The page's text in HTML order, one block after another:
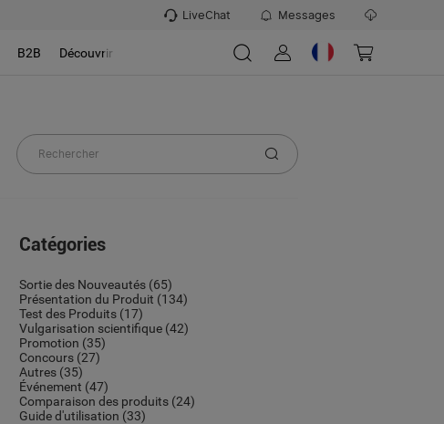
LiveChat Messages
B2B Découvrir
Catégories
Sortie des Nouveautés (65)
Présentation du Produit (134)
Test des Produits (17)
Vulgarisation scientifique (42)
Promotion (35)
Concours (27)
Autres (35)
Événement (47)
Comparaison des produits (24)
Guide d'utilisation (33)